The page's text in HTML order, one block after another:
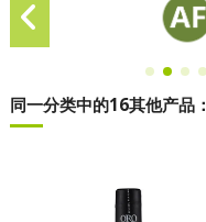
同一分类中的16其他产品：